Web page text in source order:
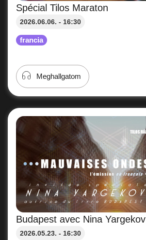
Spécial Tilos Maraton
2026.06.06. - 16:30
francia
Meghallgatom
Budapest avec Nina Yargekov
2026.05.23. - 16:30